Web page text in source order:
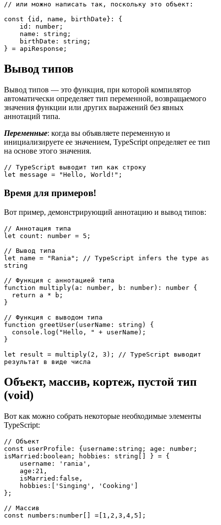
// или можно написать так, поскольку это объект:
const {id, name, birthDate}: {
    id: number;
    name: string;
    birthDate: string;
} = apiResponse;
Вывод типов
Вывод типов — это функция, при которой компилятор
автоматически определяет тип переменной, возвращаемого
значения функции или других выражений без явных
аннотаций типа.
Переменные: когда вы объявляете переменную и
инициализируете ее значением, TypeScript определяет ее тип
на основе этого значения.
// TypeScript выводит тип как строку
let message = "Hello, World!";
Время для примеров!
Вот пример, демонстрирующий аннотацию и вывод типов:
// Аннотация типа
let count: number = 5;
// Вывод типа
let name = "Rania"; // TypeScript infers the type as
string
// Функция с аннотацией типа
function multiply(a: number, b: number): number {
  return a * b;
}
// Функция с выводом типа
function greetUser(userName: string) {
  console.log("Hello, " + userName);
}
let result = multiply(2, 3); // TypeScript выводит
результат в виде числа
Объект, массив, кортеж, пустой тип
(void)
Вот как можно собрать некоторые необходимые элементы
TypeScript:
// Объект
const userProfile: {username:string; age: number;
isMarried:boolean; hobbies: string[] } = {
    username: 'rania',
    age:21,
    isMarried:false,
    hobbies:['Singing', 'Cooking']
};
// Массив
const numbers:number[] =[1,2,3,4,5];